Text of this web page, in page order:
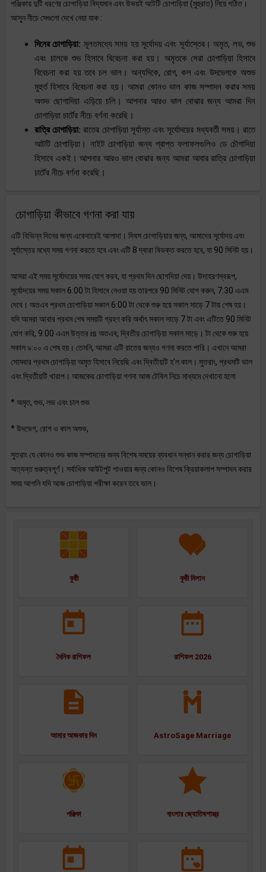
পঞ্জিকায় দুটি ধরণের চোগাড়িয়া বিদ্যমান এবং উভয়ই আটটি চোগাড়িয়া (মুহুরাত) নিয়ে গঠিত।
আসুন নীচে সেগুলো দেখে নেয়া যাক :
দিনের চোগাড়িয়া: মূলতমধ্যে সময় হয় সূর্যোদয় এবং সূর্যাস্তের। অমৃত, লভ, শুভ
এবং চালকে শুভ হিসাবে বিবেচনা করা হয়। অমৃতকে সেরা চোগাড়িয়া হিসাবে
বিবেচনা করা হয় তবে চল ভাল। অন্যদিকে, রোগ, কল এবং উদভেগকে অশুভ
মুহুর্ত হিসাবে বিবেচনা করা হয়। আমরা কোনও ভাল কাজ সম্পাদন করার সময়
অশুভ ছোগাদিয়া এড়িয়ে চলি। আপনার আরও ভাল বোঝার জন্য আমরা দিন
চোগাড়িয়া চার্টের নীচে বর্ণনা করেছি।
রাত্রি চোগাড়িয়া:রাতের চোগাড়িয়া সূর্যাস্ত এবং সূর্যোদয়ের মধ্যবর্তী সময়। রাতে
আটটি চোগাড়িয়া। নাইট চোগাড়িয়া জন্য প্রাপ্ত ফলাফলগুলিও ডে চৌগাদিয়া
হিসাবে একই। আপনার আরও ভাল বোঝার জন্য আমরা আবার রাত্রি চোগাড়িয়া
চার্টের নীচে বর্ণনা করেছি।
চোগাড়িয়া কীভাবে গণনা করা যায়
এটি বিভিন্ন দিনের জন্য একেবারেই আলাদা। দিবস চোগাড়িয়ার জন্য, আমাদের সূর্যোদয় এবং
সূর্যাস্তের মধ্যে সময় গণনা করতে হবে এবং এটি 8 দ্বারা বিভক্ত করতে হবে, যা 90 মিনিট হয়।
আমরা এই সময় সূর্যোদয়ের সময় যোগ করব, যা প্রথম দিন ছোগদিয়া দেয়। উদাহরণস্বরূপ,
সূর্যোদয়ের সময় সকাল 6:00 টা হিসাবে নেওয়া হয় তারপরে 90 মিনিট যোগ করুন, 7:30 এএম
দেবে। অতএব প্রথম চোগাড়িয়া সকাল 6:00 টা থেকে শুরু হয়ে সকাল সাড়ে 7 টায় শেষ হয়।
যদি আমরা আবার প্রথম শেষ সময়টি গ্রহণ করি অর্থাৎ সকাল সাড়ে 7 টা এবং এটিতে 90 মিনিট
যোগ করি, 9:00 এএম উত্তর is অতএব, দ্বিতীয় চোগাড়িয়া সকাল সাড়ে। টা থেকে শুরু হয়ে
সকাল ৯:০০ এ শেষ হয়। তেমনি, আমরা এটি রাতের জন্যও গণনা করতে পারি। এখানে আমরা
সোমবার প্রথম চোগাড়িয়া অমৃত হিসাবে নিয়েছি এবং দ্বিতীয়টি হ'ল কাল। সুতরাং, প্রথমটি ভাল
এবং দ্বিতীয়টি খারাপ। আজকের চোগাড়িয়া গণনা আজ টেবিল নিচে মাধ্যমে দেখানো হলো
* অমৃত, শুভ, লভ এবং চাল শুভ
* উদভেগ, রোগ ও কাল অশুভ,
সুতরাং যে কোনও শুভ কাজ সম্পাদনের জন্য বিশেষ সময়ের ব্যবধান সন্ধান করার জন্য চোগাড়িয়া
অত্যন্ত গুরুত্বপূর্ণ। সর্বাধিক আউটপুট পাওয়ার জন্য কোনও বিশেষ ক্রিয়াকলাপ সম্পাদন করার
সময় আপনি যদি আজ চোগাড়িয়া পরীক্ষা করেন তবে ভাল।
কুষ্ঠী কুষ্ঠী মিলান
দৈনিক রাশিফল রাশিফল 2026
আমার আজকার দিন AstroSage Marriage
পঞ্জিকা বাংলার জ্যোতিষশাস্ত্র